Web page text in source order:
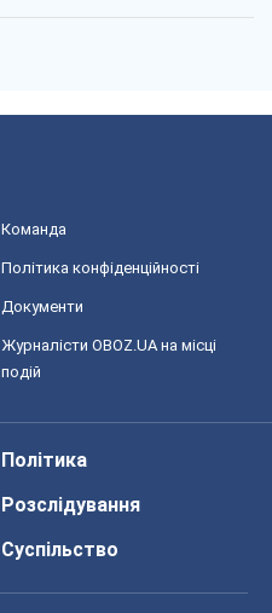
Команда
Політика конфіденційності
Документи
Журналісти OBOZ.UA на місці
подій
Політика
Розслідування
Суспільство